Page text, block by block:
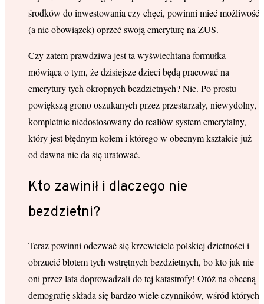
środków do inwestowania czy chęci, powinni mieć możliwość
(a nie obowiązek) oprzeć swoją emeryturę na ZUS.
Czy zatem prawdziwa jest ta wyświechtana formułka
mówiąca o tym, że dzisiejsze dzieci będą pracować na
emerytury tych okropnych bezdzietnych? Nie. Po prostu
powiększą grono oszukanych przez przestarzały, niewydolny,
kompletnie niedostosowany do realiów system emerytalny,
który jest błędnym kołem i którego w obecnym kształcie już
od dawna nie da się uratować.
Kto zawinił i dlaczego nie
bezdzietni?
Teraz powinni odezwać się krzewiciele polskiej dzietności i
obrzucić błotem tych wstrętnych bezdzietnych, bo kto jak nie
oni przez lata doprowadzali do tej katastrofy! Otóż na obecną
demografię składa się bardzo wiele czynników, wśród których